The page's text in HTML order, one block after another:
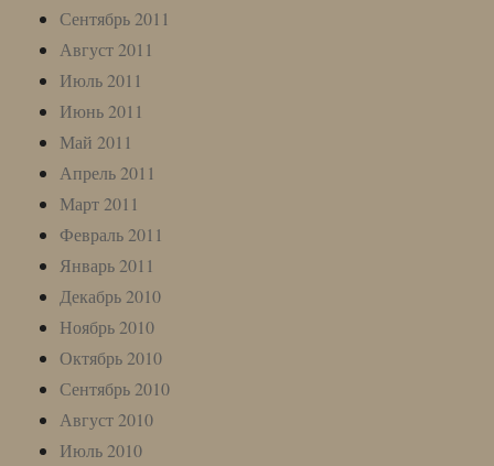
Сентябрь 2011
Август 2011
Июль 2011
Июнь 2011
Май 2011
Апрель 2011
Март 2011
Февраль 2011
Январь 2011
Декабрь 2010
Ноябрь 2010
Октябрь 2010
Сентябрь 2010
Август 2010
Июль 2010